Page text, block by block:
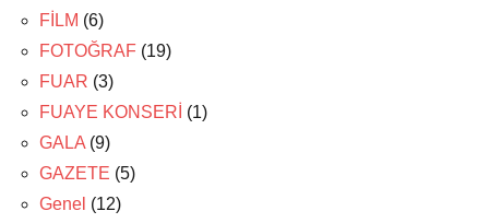
FİLM (6)
FOTOĞRAF (19)
FUAR (3)
FUAYE KONSERİ (1)
GALA (9)
GAZETE (5)
Genel (12)